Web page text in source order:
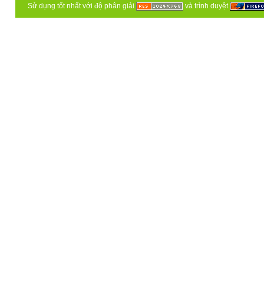
Sử dụng tốt nhất với độ phân giải
và trình duyệt